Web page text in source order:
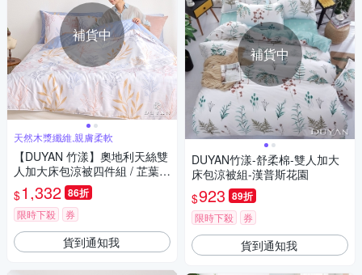
補貨中
天然木漿纖維,親膚柔軟
【DUYAN 竹漾】奧地利天絲雙
人加大床包涼被四件組 / 芷葉盼
夏 台灣製
$1,332 86折
限時下殺 券
貨到通知我
補貨中
DUYAN竹漾-舒柔棉-雙人加大
床包涼被組-漢普斯花園
$923 89折
限時下殺 券
貨到通知我